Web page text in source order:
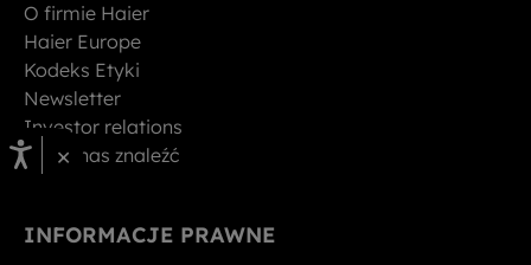
O firmie Haier
Haier Europe
Kodeks Etyki
Newsletter
Investor relations
Gdzie nas znaleźć
INFORMACJE PRAWNE
×